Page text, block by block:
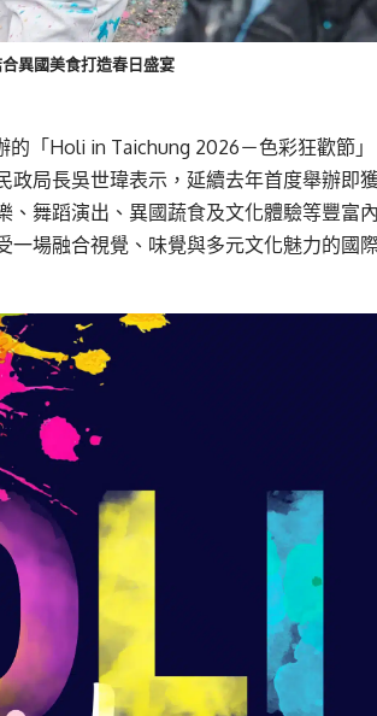
異國美食打造春日盛宴
「Holi in Taichung 2026－色彩狂歡節」
政局長吳世瑋表示，延續去年首度舉辦即
舞蹈演出、異國蔬食及文化體驗等豐富
場融合視覺、味覺與多元文化魅力的國